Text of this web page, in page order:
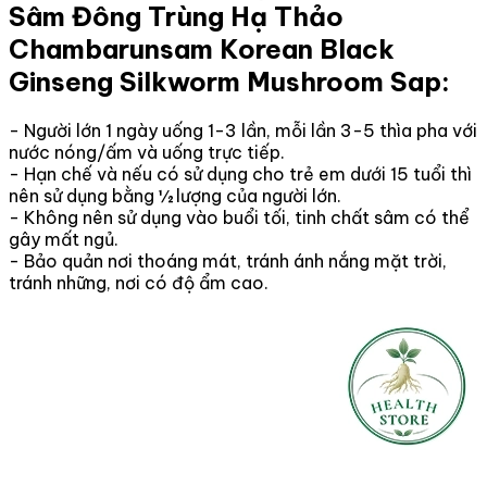
Sâm Đông Trùng Hạ Thảo
Chambarunsam Korean Black
Ginseng Silkworm Mushroom Sap:
- Người lớn 1 ngày uống 1-3 lần, mỗi lần 3-5 thìa pha với
nước nóng/ấm và uống trực tiếp.
- Hạn chế và nếu có sử dụng cho trẻ em dưới 15 tuổi thì
nên sử dụng bằng ½ lượng của người lớn.
- Không nên sử dụng vào buổi tối, tinh chất sâm có thể
gây mất ngủ.
- Bảo quản nơi thoáng mát, tránh ánh nắng mặt trời,
tránh những, nơi có độ ẩm cao.